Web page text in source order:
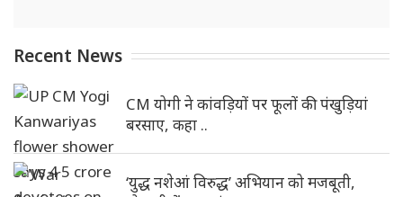
Recent News
CM योगी ने कांवड़ियों पर फूलों की पंखुड़ियां
बरसाए, कहा ..
‘युद्ध नशेआं विरुद्ध’ अभियान को मजबूती,